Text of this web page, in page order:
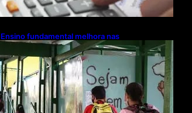
Ensino fundamental melhora nas
redes municipais